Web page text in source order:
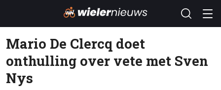
Mario De Clercq doet
onthulling over vete met Sven
Nys